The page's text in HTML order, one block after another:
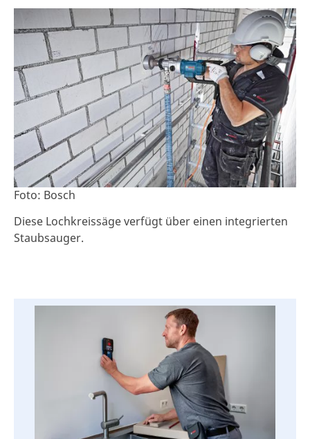
Foto: Bosch
Diese Lochkreissäge verfügt über einen integrierten
Staubsauger.